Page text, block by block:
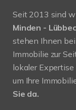
Seit 2013 sind
Minden -
stehen Ihnen
Immobilie zur
lokaler
um Ihre
Sie da.